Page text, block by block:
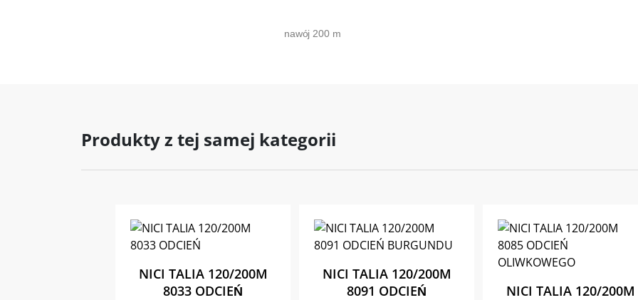
nawój 200 m
Produkty z tej samej kategorii
NICI TALIA 120/200M
8033 ODCIEŃ
NICI TALIA 120/200M
8091 ODCIEŃ
NICI TALIA 120/200M